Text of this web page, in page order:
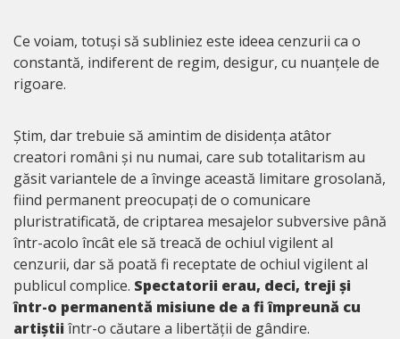
Ce voiam, totuși să subliniez este ideea cenzurii ca o
constantă, indiferent de regim, desigur, cu nuanțele de
rigoare.
Știm, dar trebuie să amintim de disidența atâtor
creatori români și nu numai, care sub totalitarism au
găsit variantele de a învinge această limitare grosolană,
fiind permanent preocupați de o comunicare
pluristratificată, de criptarea mesajelor subversive până
într-acolo încât ele să treacă de ochiul vigilent al
cenzurii, dar să poată fi receptate de ochiul vigilent al
publicul complice. Spectatorii erau, deci, treji și
într-o permanentă misiune de a fi împreună cu
artiștii într-o căutare a libertății de gândire.